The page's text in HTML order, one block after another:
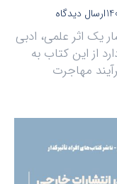
ارسال دیدگاه
یک اثر علمی، ادبی
از این کتاب به
مهاجرت